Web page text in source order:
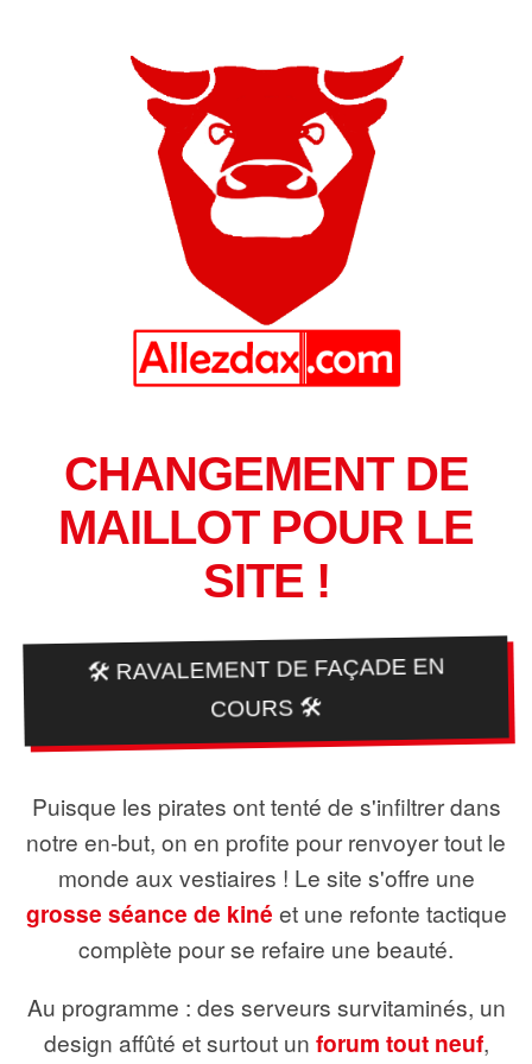
CHANGEMENT DE
MAILLOT POUR LE
SITE !
🛠️ RAVALEMENT DE FAÇADE EN
COURS 🛠️
Puisque les pirates ont tenté de s'infiltrer dans
notre en-but, on en profite pour renvoyer tout le
monde aux vestiaires ! Le site s'offre une
grosse séance de kiné et une refonte tactique
complète pour se refaire une beauté.
Au programme : des serveurs survitaminés, un
design affûté et surtout un forum tout neuf,